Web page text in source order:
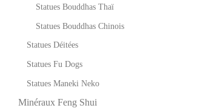
Statues Bouddhas Thaï
Statues Bouddhas Chinois
Statues Déitées
Statues Fu Dogs
Statues Maneki Neko
Minéraux Feng Shui